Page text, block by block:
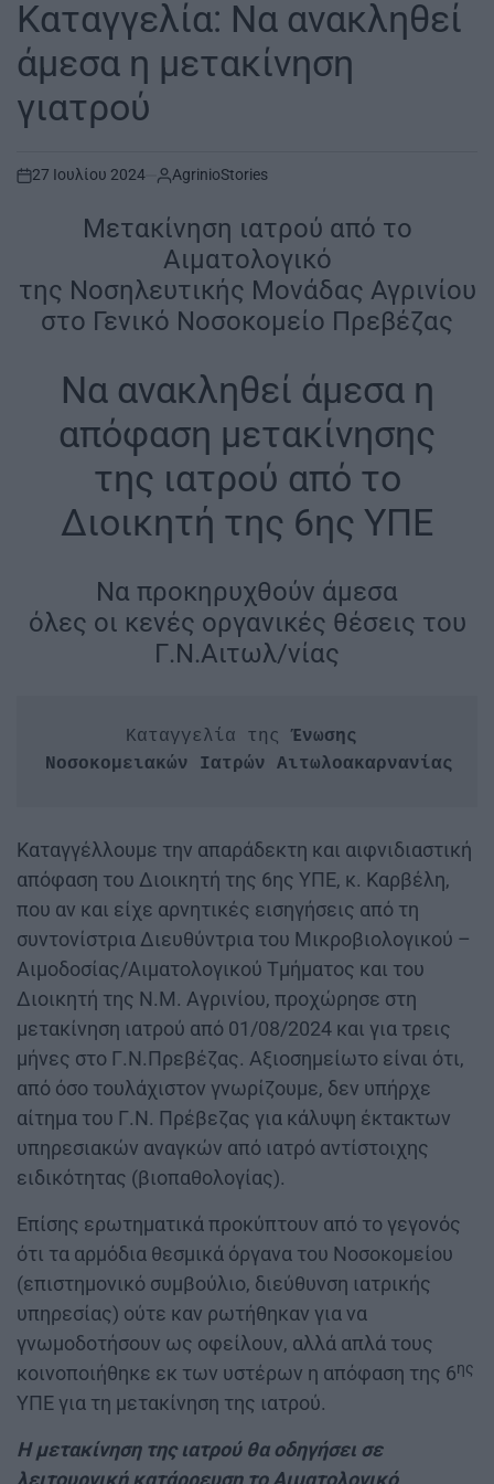
Καταγγελία: Να ανακληθεί
άμεσα η μετακίνηση
γιατρού
on
27 Ιουλίου 2024 AgrinioStories
Μετακίνηση ιατρού από το
Αιματολογικό
της Νοσηλευτικής Μονάδας Αγρινίου
στο Γενικό Νοσοκομείο Πρεβέζας
Να ανακληθεί άμεσα η
απόφαση μετακίνησης
της ιατρού από το
Διοικητή της 6ης ΥΠΕ
Να προκηρυχθούν άμεσα
όλες οι κενές οργανικές θέσεις του
Γ.Ν.Αιτωλ/νίας
Καταγγελία της Ένωσης
Νοσοκομειακών Ιατρών Αιτωλοακαρνανίας
Καταγγέλλουμε την απαράδεκτη και αιφνιδιαστική
απόφαση του Διοικητή της 6ης ΥΠΕ, κ. Καρβέλη,
που αν και είχε αρνητικές εισηγήσεις από τη
συντονίστρια Διευθύντρια του Μικροβιολογικού –
Αιμοδοσίας/Αιματολογικού Τμήματος και του
Διοικητή της Ν.Μ. Αγρινίου, προχώρησε στη
μετακίνηση ιατρού από 01/08/2024 και για τρεις
μήνες στο Γ.Ν.Πρεβέζας. Αξιοσημείωτο είναι ότι,
από όσο τουλάχιστον γνωρίζουμε, δεν υπήρχε
αίτημα του Γ.Ν. Πρέβεζας για κάλυψη έκτακτων
υπηρεσιακών αναγκών από ιατρό αντίστοιχης
ειδικότητας (βιοπαθολογίας).
Επίσης ερωτηματικά προκύπτουν από το γεγονός
ότι τα αρμόδια θεσμικά όργανα του Νοσοκομείου
(επιστημονικό συμβούλιο, διεύθυνση ιατρικής
υπηρεσίας) ούτε καν ρωτήθηκαν για να
γνωμοδοτήσουν ως οφείλουν, αλλά απλά τους
κοινοποιήθηκε εκ των υστέρων η απόφαση της 6ης
ΥΠΕ για τη μετακίνηση της ιατρού.
Η μετακίνηση της ιατρού θα οδηγήσει σε